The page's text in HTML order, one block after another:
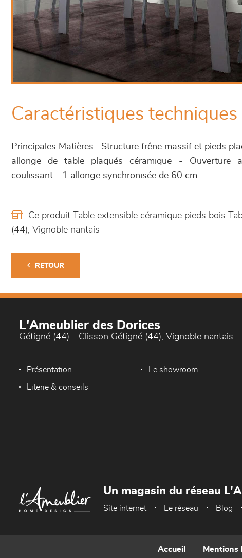
Caractéristiques techniques
Principales Matières : Structure frêne massif et pieds
allonge de table plaqués céramique - Ouverture
coulissant - 1 allonge synchronisée de 60 cm.
Ce produit Table extensible céramique pieds bois
(44), Vignoble nantais
RETOUR
L'Ameublier des Dorices
Gétigné (44) - Clisson Gétigné (44), Vignoble nantais
Présentation Le showroom
Literie & conseils
Un magasin du réseau
Site internet Le réseau Blog
Accueil Mentions